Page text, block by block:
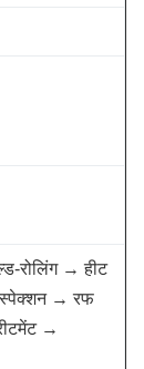
रोलिंग → हीट
→ रफ
→